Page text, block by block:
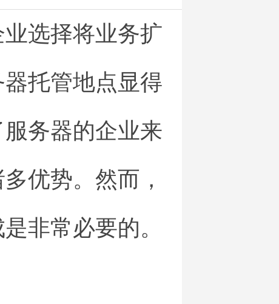
选择将业务扩
托管地点显得
务器的企业来
优势。然而，
非常必要的。